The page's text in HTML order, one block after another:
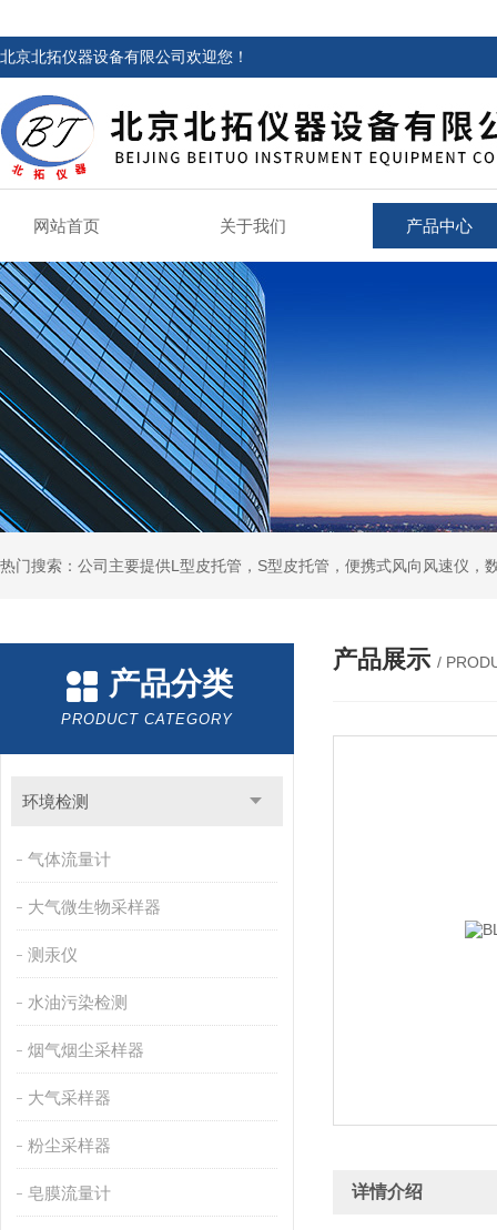
北京北拓仪器设备有限公司欢迎您！
网站首页 关于我们 产品中心
产品分类
PRODUCT CATEGORY
环境检测
气体流量计
大气微生物采样器
测汞仪
水油污染检测
烟气烟尘采样器
大气采样器
粉尘采样器
皂膜流量计
产品展示 /
详情介绍